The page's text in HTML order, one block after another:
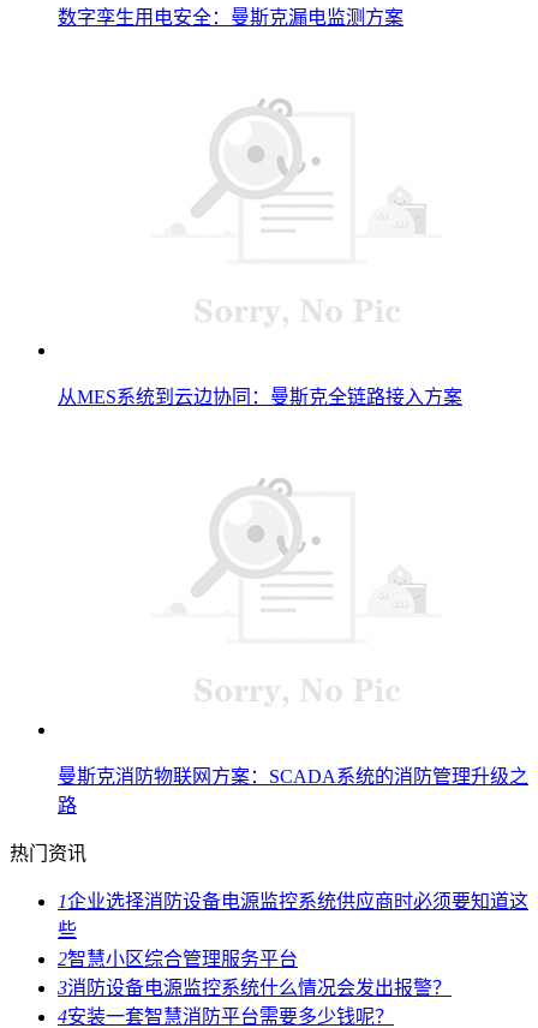
数字孪生用电安全：曼斯克漏电监测方案
从MES系统到云边协同：曼斯克全链路接入方案
曼斯克消防物联网方案：SCADA系统的消防管理升级之
路
热门资讯
1企业选择消防设备电源监控系统供应商时必须要知道这
些
2智慧小区综合管理服务平台
3消防设备电源监控系统什么情况会发出报警？
4安装一套智慧消防平台需要多少钱呢？